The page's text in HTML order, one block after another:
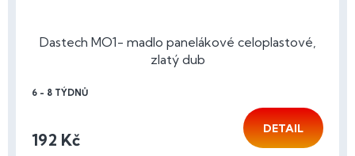
Dastech MO1- madlo panelákové celoplastové,
zlatý dub
6 - 8 TÝDNŮ
192 Kč
DETAIL